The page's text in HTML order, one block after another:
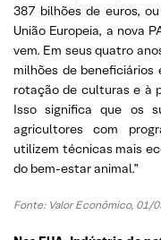
387 bilhões de euros,
União Europeia, a nova
vem. Em seus quatro
milhões de
rotação de culturas e à
Isso significa que os
agricultores com
utilizem técnicas mais
do bem-estar animal.”
Fonte: Valor Econômico, 01/